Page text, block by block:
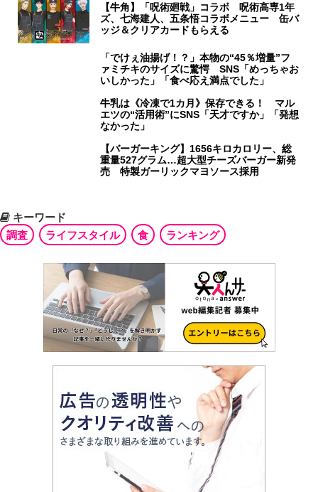
【牛角】「呪術廻戦」コラボ 呪術高専1年
ズ、七海建人、五条悟コラボメニュー 缶バ
ッジ＆クリアカードもらえる
「でけぇ油揚げ！？」本物の“45％増量”フ
ァミチキのサイズに驚愕 SNS「めっちゃお
いしかった」「食べ応え満点でした」
牛乳は《冷凍で1カ月》保存できる！ マル
エツの“活用術”にSNS「天才ですか」「発想
なかった」
【バーガーキング】1656キロカロリー、総
重量527グラム…超大型チーズバーガー新発
売 特製ガーリックマヨソース採用
キーワード
調査
ライフスタイル 食 ランキング